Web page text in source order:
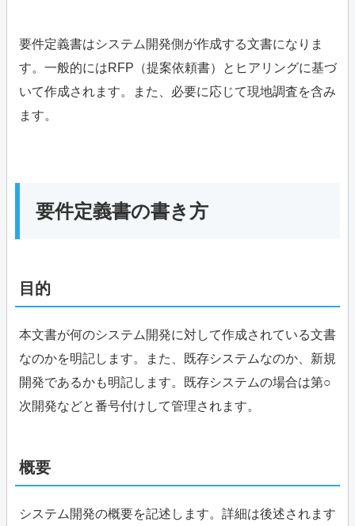
要件定義書はシステム開発側が作成する文書になりま
す。一般的にはRFP（提案依頼書）とヒアリングに基づ
いて作成されます。また、必要に応じて現地調査を含み
ます。
要件定義書の書き方
目的
本文書が何のシステム開発に対して作成されている文書
なのかを明記します。また、既存システムなのか、新規
開発であるかも明記します。既存システムの場合は第○
次開発などと番号付けして管理されます。
概要
システム開発の概要を記述します。詳細は後述されます